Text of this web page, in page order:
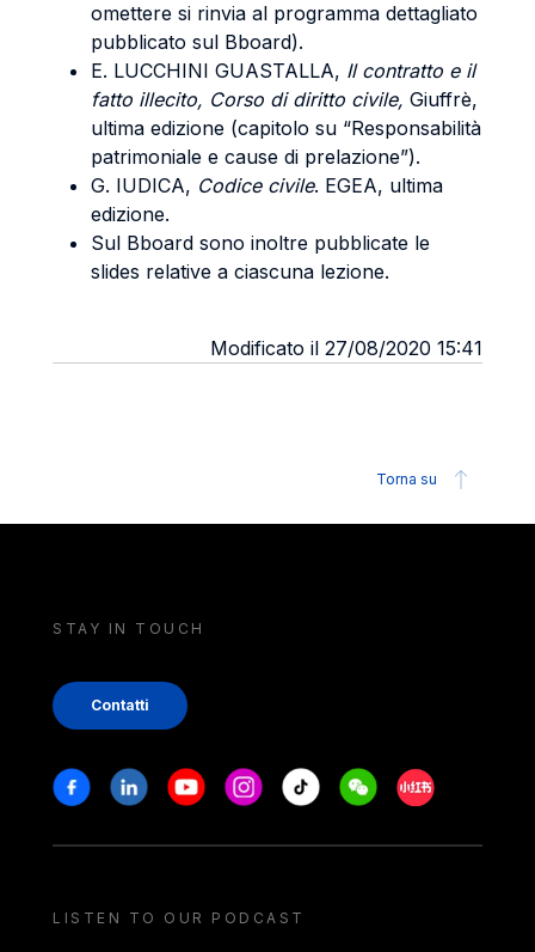
omettere si rinvia al programma dettagliato
pubblicato sul Bboard).
E. LUCCHINI GUASTALLA, Il contratto e il
fatto illecito, Corso di diritto civile, Giuffrè,
ultima edizione (capitolo su “Responsabilità
patrimoniale e cause di prelazione”).
G. IUDICA, Codice civile. EGEA, ultima
edizione.
Sul Bboard sono inoltre pubblicate le
slides relative a ciascuna lezione.
Modificato il 27/08/2020 15:41
Torna su
STAY IN TOUCH
Contatti
Stay in touch
FacebookLinkedinYoutubeInstagram
Tiktok WeechatXiaohongshu/
LISTEN TO OUR PODCAST